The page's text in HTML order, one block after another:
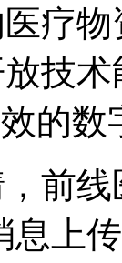
疗
技
的
前
息上